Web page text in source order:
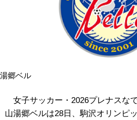
湯郷ベル
女子サッカー・2026プレナスな
山湯郷ベルは28日、駒沢オリンピ